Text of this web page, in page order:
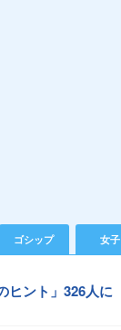
ゴシップ 女子
ヒント」326人に